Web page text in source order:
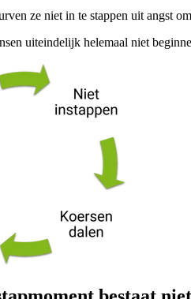
ze niet in te stappen uit angst
uiteindelijk helemaal niet